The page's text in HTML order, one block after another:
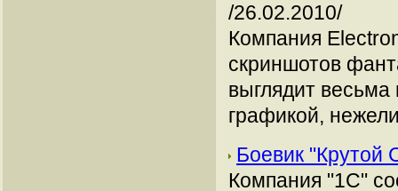
/26.02.2010/
Компания
скриншотов
выглядит весьма
графикой,
Боевик "Крутой
Компания "1С"